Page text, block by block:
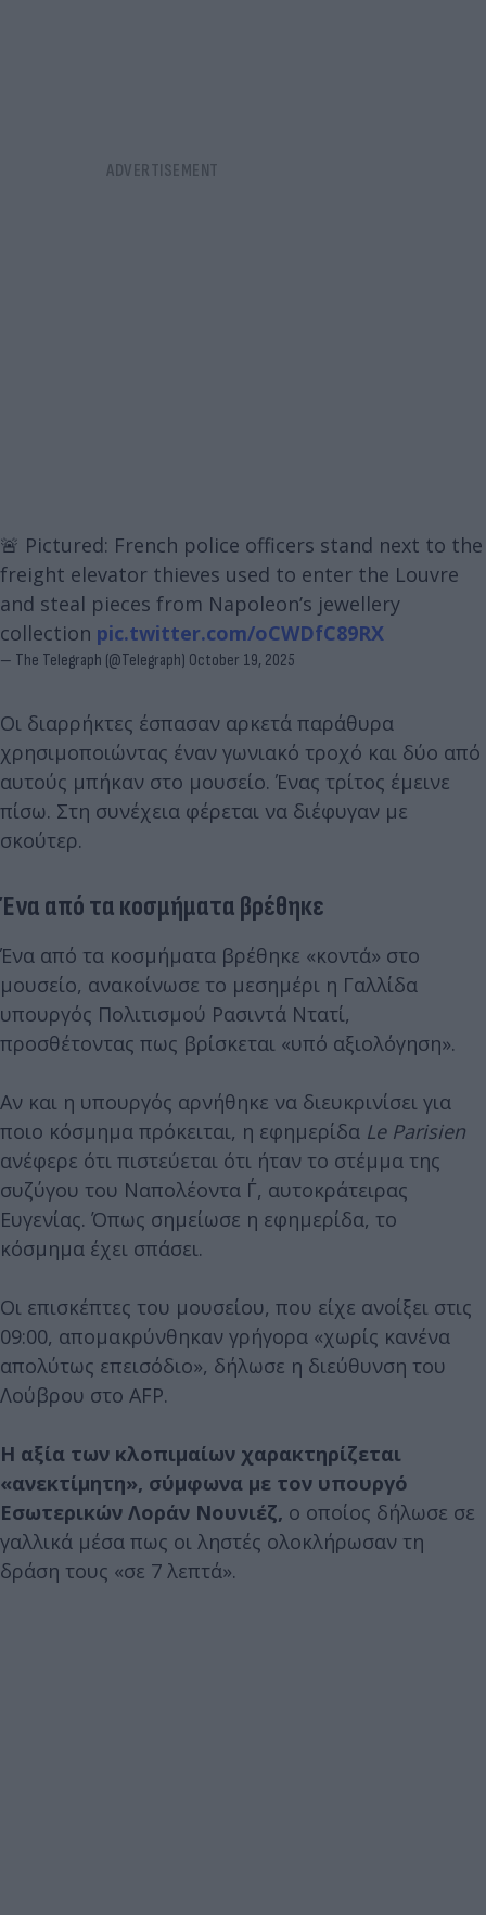
🚨 Pictured: French police officers stand next to the
freight elevator thieves used to enter the Louvre
and steal pieces from Napoleon’s jewellery
collection pic.twitter.com/oCWDfC89RX
— The Telegraph (@Telegraph) October 19, 2025
Οι διαρρήκτες έσπασαν αρκετά παράθυρα
χρησιμοποιώντας έναν γωνιακό τροχό και δύο από
αυτούς μπήκαν στο μουσείο. Ένας τρίτος έμεινε
πίσω. Στη συνέχεια φέρεται να διέφυγαν με
σκούτερ.
Ένα από τα κοσμήματα βρέθηκε
Ένα από τα κοσμήματα βρέθηκε «κοντά» στο
μουσείο, ανακοίνωσε το μεσημέρι η Γαλλίδα
υπουργός Πολιτισμού Ρασιντά Ντατί,
προσθέτοντας πως βρίσκεται «υπό αξιολόγηση».
Αν και η υπουργός αρνήθηκε να διευκρινίσει για
ποιο κόσμημα πρόκειται, η εφημερίδα Le Parisien
ανέφερε ότι πιστεύεται ότι ήταν το στέμμα της
συζύγου του Ναπολέοντα Γ΄, αυτοκράτειρας
Ευγενίας. Όπως σημείωσε η εφημερίδα, το
κόσμημα έχει σπάσει.
Οι επισκέπτες του μουσείου, που είχε ανοίξει στις
09:00, απομακρύνθηκαν γρήγορα «χωρίς κανένα
απολύτως επεισόδιο», δήλωσε η διεύθυνση του
Λούβρου στο AFP.
Η αξία των κλοπιμαίων χαρακτηρίζεται
«ανεκτίμητη», σύμφωνα με τον υπουργό
Εσωτερικών Λοράν Νουνιέζ, ο οποίος δήλωσε σε
γαλλικά μέσα πως οι ληστές ολοκλήρωσαν τη
δράση τους «σε 7 λεπτά».